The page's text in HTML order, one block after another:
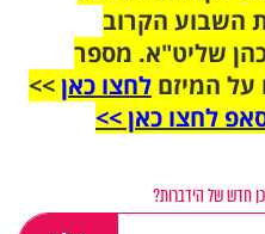
השבוע הקרוב
שליט"א. מספר
על המיזם לחצו כאן>>
לחצו כאן >>
חדש של הידברות?